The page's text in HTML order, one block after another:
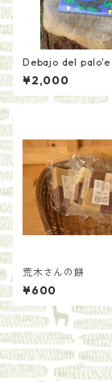
Debajo del
¥2,000
荒木さんの餅
¥600